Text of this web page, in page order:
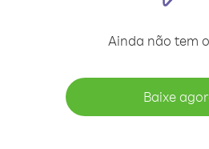
Ainda não tem
Baixe